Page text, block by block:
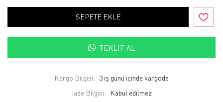
SEPETE EKLE
TEKLIF AL
Kargo Bilgisi: 3 iş günü içinde kargoda
İade Bilgisi: